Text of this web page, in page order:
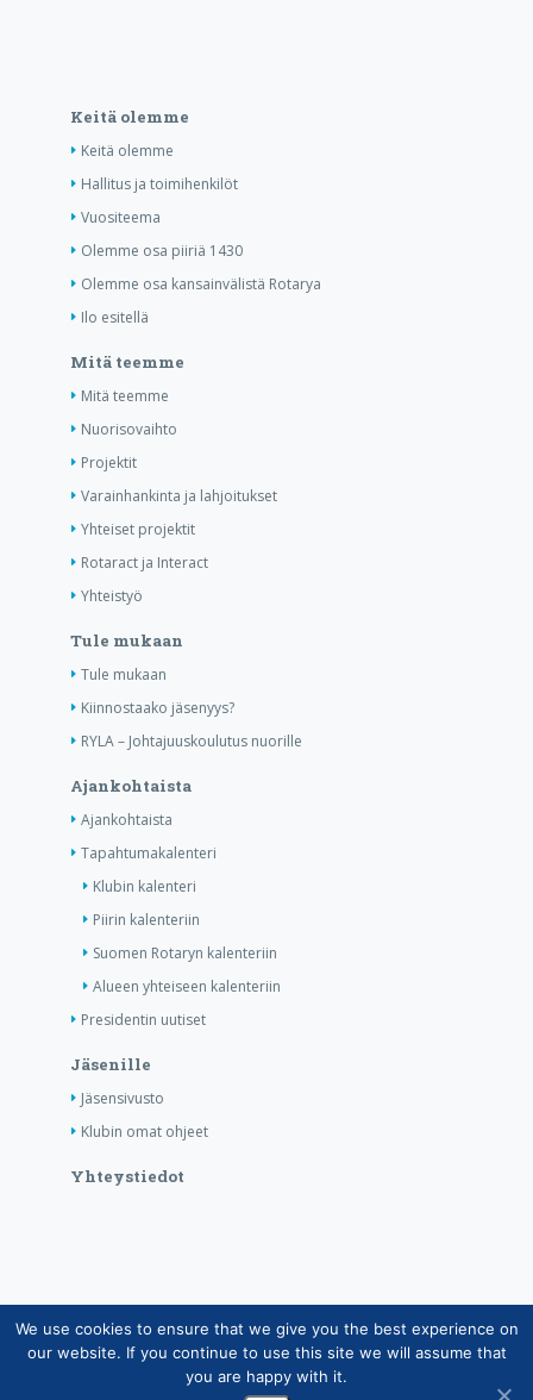
Keitä olemme
Keitä olemme
Hallitus ja toimihenkilöt
Vuositeema
Olemme osa piiriä 1430
Olemme osa kansainvälistä Rotarya
Ilo esitellä
Mitä teemme
Mitä teemme
Nuorisovaihto
Projektit
Varainhankinta ja lahjoitukset
Yhteiset projektit
Rotaract ja Interact
Yhteistyö
Tule mukaan
Tule mukaan
Kiinnostaako jäsenyys?
RYLA – Johtajuuskoulutus nuorille
Ajankohtaista
Ajankohtaista
Tapahtumakalenteri
Klubin kalenteri
Piirin kalenteriin
Suomen Rotaryn kalenteriin
Alueen yhteiseen kalenteriin
Presidentin uutiset
Jäsenille
Jäsensivusto
Klubin omat ohjeet
Yhteystiedot
Copyright © Suomen Rotarypalvelu ry 2026 |
Jäsentietojärjestelmän tietosuojaseloste|Henkilötietojen
käsittely Rotarytoiminnassa
We use cookies to ensure that we give you the best experience on
our website. If you continue to use this site we will assume that
you are happy with it.